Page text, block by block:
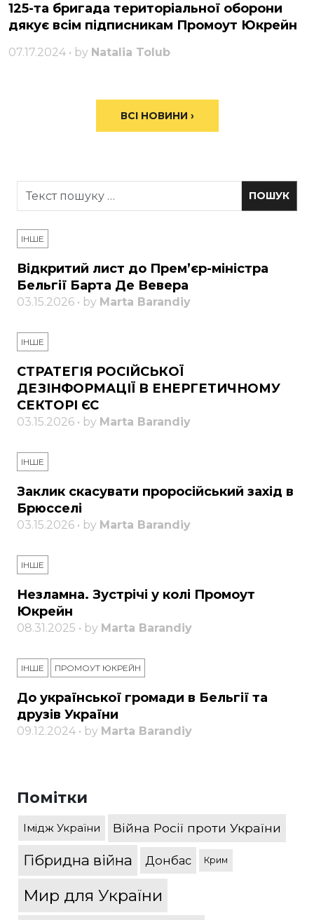
125-та бригада територіальної оборони
дякує всім підписникам Промоут Юкрейн
07.17.2024 • by Natalia Tolub
ВСІ НОВИНИ ›
ІНШЕ
Відкритий лист до Прем’єр-міністра
Бельгії Барта Де Вевера
03.15.2026 • by Marta Barandiy
ІНШЕ
СТРАТЕГІЯ РОСІЙСЬКОЇ
ДЕЗІНФОРМАЦІЇ В ЕНЕРГЕТИЧНОМУ
СЕКТОРІ ЄС
03.15.2026 • by Marta Barandiy
ІНШЕ
Заклик скасувати проросійський захід в
Брюсселі
03.15.2026 • by Marta Barandiy
ІНШЕ
Незламна. Зустрічі у колі Промоут
Юкрейн
08.31.2025 • by Marta Barandiy
ІНШЕ ПРОМОУТ ЮКРЕЙН
До української громади в Бельгії та
друзів України
09.12.2024 • by Marta Barandiy
Помітки
Імідж України Війна Росії проти України
Гібридна війна Донбас Крим
Мир для України